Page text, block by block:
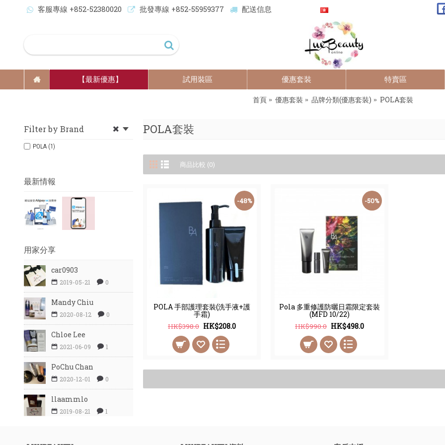
客服專線 +852-52380020 批發專線 +852-55959377 配送信息
【最新優惠】 試用裝區 優惠套裝 特賣區
首頁 優惠套裝 品牌分類(優惠套裝) POLA套裝
Filter by Brand
POLA (1)
最新情報
用家分享
car0903
2019-05-21 0
Mandy Chiu
2020-08-12 0
Chloe Lee
2021-06-09 1
PoChu Chan
2020-12-01 0
llaammlo
2019-08-21 1
POLA套裝
商品比較 (0)
-48%
POLA 手部護理套裝(洗手液+護
手霜)
HK$398.0 HK$208.0
-50%
Pola 多重修護防曬日霜限定套裝
(MFD 10/22)
HK$990.0 HK$498.0